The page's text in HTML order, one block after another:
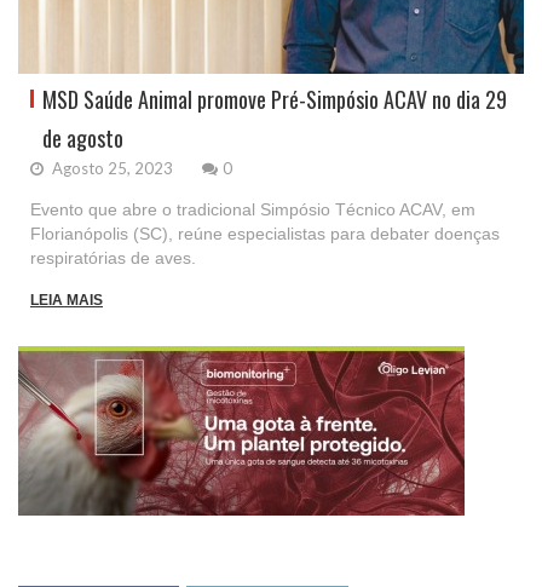
MSD Saúde Animal promove Pré-Simpósio ACAV no dia 29
de agosto
Agosto 25, 2023 0
Evento que abre o tradicional Simpósio Técnico ACAV, em
Florianópolis (SC), reúne especialistas para debater doenças
respiratórias de aves.
LEIA MAIS